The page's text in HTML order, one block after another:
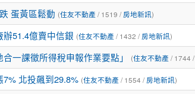
蛋黃區鬆動 (住友不動產 / 1519 / 房地新訊)
51.4億賣中信銀 (住友不動產 / 1432 / 房地新訊)
一課徵所得稅申報作業要點」 (住友不動產 / 1744 /
北投飆到29.8% (住友不動產 / 1554 / 房地新訊)